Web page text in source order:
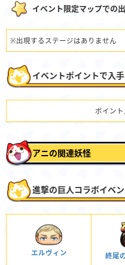
イベント限定マップでの
※出現するステージはありません
イベントポイントで入手
ポイント
アニの関連妖怪
進撃の巨人コラボイベ
エルヴィン 終尾